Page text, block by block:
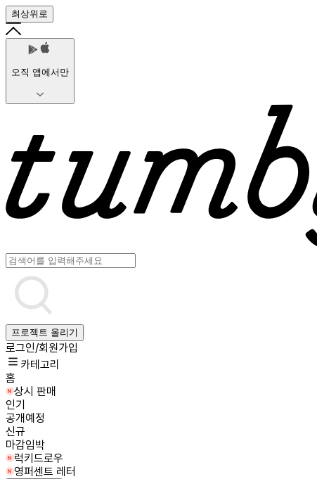
최상위로
오직 앱에서만
프로젝트 올리기
로그인/회원가입
카테고리
홈
상시 판매
인기
공개예정
신규
마감임박
럭키드로우
영퍼센트 레터